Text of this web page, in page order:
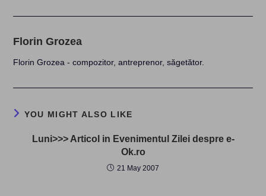
Florin Grozea
Florin Grozea - compozitor, antreprenor, săgetător.
YOU MIGHT ALSO LIKE
Luni>>> Articol in Evenimentul Zilei despre e-
Ok.ro
21 May 2007